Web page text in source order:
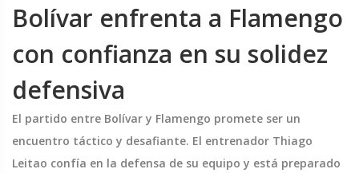
Bolívar enfrenta a Flamengo
con confianza en su solidez
defensiva
El partido entre Bolívar y Flamengo promete ser un
encuentro táctico y desafiante. El entrenador Thiago
Leitao confía en la defensa de su equipo y está preparado